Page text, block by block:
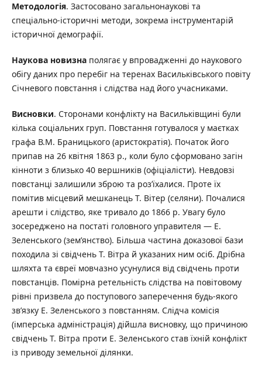
Методологія. Застосовано загальнонаукові та
спеціально-історичні методи, зокрема інструментарій
історичної демографії.
Наукова новизнаполягає у впровадженні до наукового
обігу даних про перебіг на теренах Васильківського повіту
Січневого повстання і слідства над його учасниками.
Висновки. Сторонами конфлікту на Васильківщині були
кілька соціальних груп. Повстання готувалося у маєтках
графа В.М. Браницького (аристократія). Початок його
припав на 26 квітня 1863 р., коли було сформовано загін
кінноти з близько 40 вершників (офіціалісти). Невдовзі
повстанці залишили зброю та роз’їхалися. Проте їх
помітив місцевий мешканець Т. Вітер (селяни). Почалися
арешти і слідство, яке тривало до 1866 р. Увагу було
зосереджено на постаті головного управителя — Е.
Зеленського (зем’янство). Більша частина доказової бази
походила зі свідчень Т. Вітра й указаних ним осіб. Дрібна
шляхта та євреї мовчазно усунулися від свідчень проти
повстанців. Помірна ретельність слідства на повітовому
рівні призвела до поступового заперечення будь-якого
зв’язку Е. Зеленського з повстанням. Слідча комісія
(імперська адміністрація) дійшла висновку, що причиною
свідчень Т. Вітра проти Е. Зеленського став їхній конфлікт
із приводу земельної ділянки.